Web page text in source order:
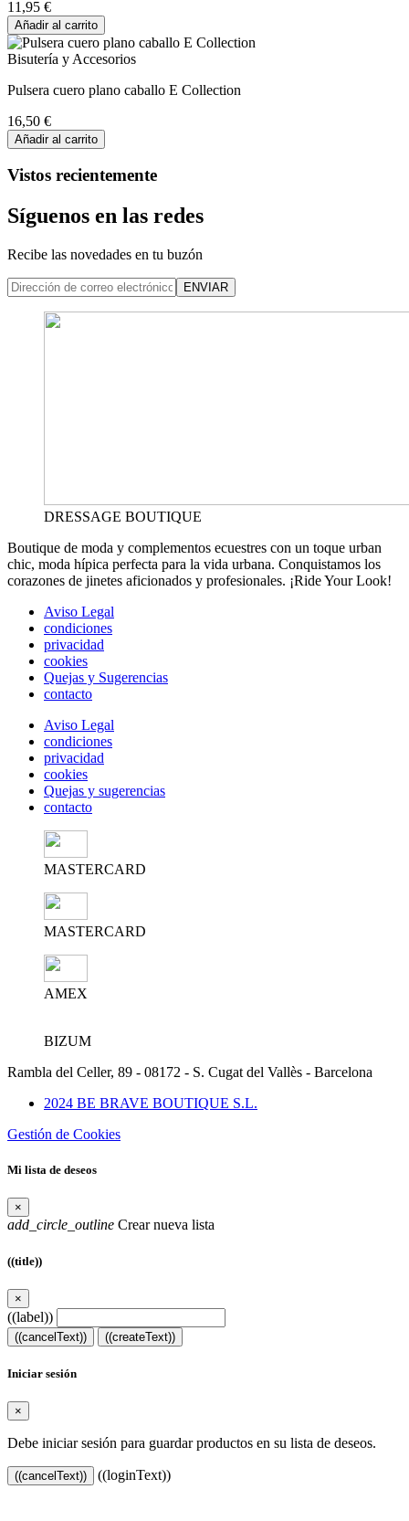
11,95 €
Añadir al carrito
Bisutería y Accesorios
Pulsera cuero plano caballo E Collection
16,50 €
Añadir al carrito
Vistos recientemente
Síguenos en las redes
Recibe las novedades en tu buzón
ENVIAR
DRESSAGE BOUTIQUE
Boutique de moda y complementos ecuestres con un toque urban
chic, moda hípica perfecta para la vida urbana. Conquistamos los
corazones de jinetes aficionados y profesionales. ¡Ride Your Look!
Aviso Legal
condiciones
privacidad
cookies
Quejas y Sugerencias
contacto
Aviso Legal
condiciones
privacidad
cookies
Quejas y sugerencias
contacto
MASTERCARD
MASTERCARD
AMEX
BIZUM
Rambla del Celler, 89 - 08172 - S. Cugat del Vallès - Barcelona
2024 BE BRAVE BOUTIQUE S.L.
Gestión de Cookies
Mi lista de deseos
×
add_circle_outline Crear nueva lista
((title))
×
((label))
((cancelText)) ((createText))
Iniciar sesión
×
Debe iniciar sesión para guardar productos en su lista de deseos.
((cancelText)) ((loginText))